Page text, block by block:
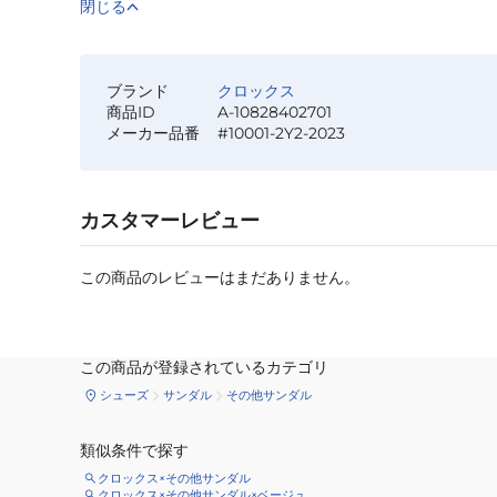
閉じる
ブランド
クロックス
商品ID
A-10828402701
メーカー品番
#10001-2Y2-2023
カスタマーレビュー
この商品のレビューはまだありません。
この商品が登録されているカテゴリ
シューズ サンダル その他サンダル
類似条件で探す
クロックス×その他サンダル